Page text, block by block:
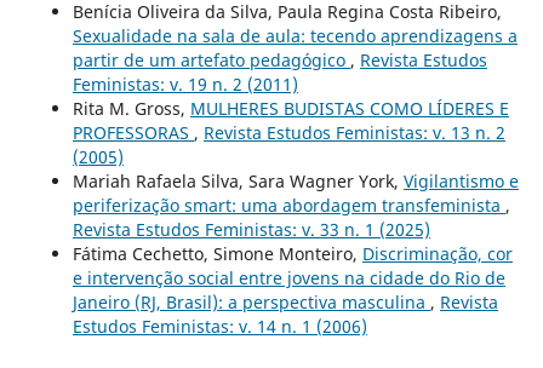
Benícia Oliveira da Silva, Paula Regina Costa Ribeiro,
Sexualidade na sala de aula: tecendo aprendizagens a
partir de um artefato pedagógico , Revista Estudos
Feministas: v. 19 n. 2 (2011)
Rita M. Gross, MULHERES BUDISTAS COMO LÍDERES E
PROFESSORAS , Revista Estudos Feministas: v. 13 n. 2
(2005)
Mariah Rafaela Silva, Sara Wagner York, Vigilantismo e
periferização smart: uma abordagem transfeminista ,
Revista Estudos Feministas: v. 33 n. 1 (2025)
Fátima Cechetto, Simone Monteiro, Discriminação, cor
e intervenção social entre jovens na cidade do Rio de
Janeiro (RJ, Brasil): a perspectiva masculina , Revista
Estudos Feministas: v. 14 n. 1 (2006)